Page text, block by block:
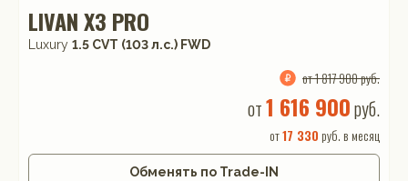
LIVAN X3 PRO
Luxury 1.5 CVT (103 л.с.) FWD
от 1 817 900 руб.
от1 616 900руб.
от17 330 руб. в месяц
Обменять по Trade-IN